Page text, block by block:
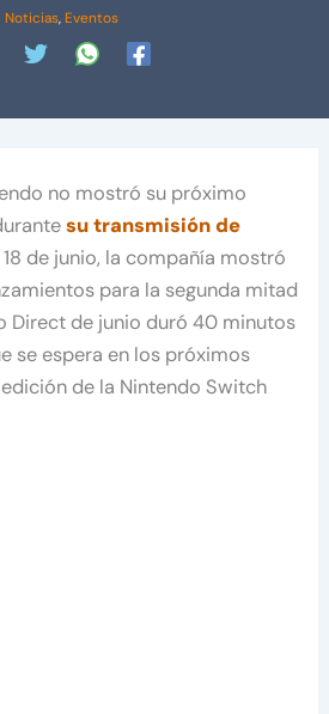
Noticias, Eventos
no mostró su próximo
su transmisión de
18 de junio, la compañía mostró
para la segunda mitad
Direct de junio duró 40 minutos
se espera en los próximos
de la Nintendo Switch